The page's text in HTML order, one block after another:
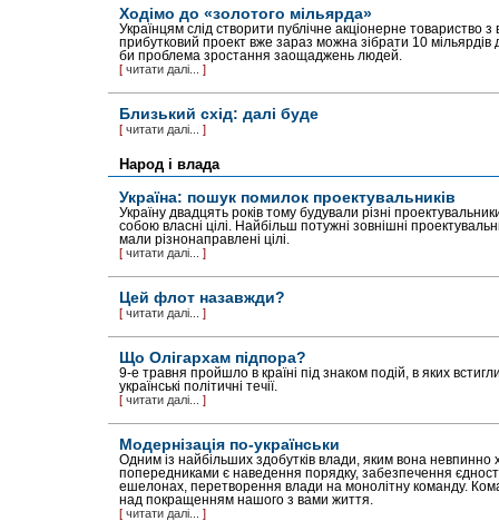
Ходімо до «золотого мільярда»
Українцям слід створити публічне акціонерне товариство
прибутковий проект вже зараз можна зібрати 10
би проблема зростання заощаджень людей.
[ читати далі... ]
Близький схід: далі буде
[ читати далі... ]
Народ і влада
Україна: пошук помилок проектувальників
Україну двадцять років тому будували різні
собою власні цілі. Найбільш потужні зовнішні
мали різнонаправлені цілі.
[ читати далі... ]
Цей флот назавжди?
[ читати далі... ]
Що Олігархам підпора?
9-е травня пройшло в країні під знаком подій, в яких
українські полі­тичні течії.
[ читати далі... ]
Модернізація по-українськи
Одним із найбільших здобутків влади, яким вона невпинно
попередниками є наведення порядку, забезпечення
ешелонах, перетворення влади на монолітну команду.
над покращенням нашого з вами життя.
[ читати далі... ]